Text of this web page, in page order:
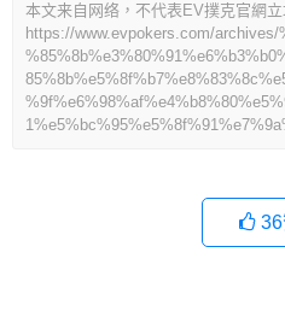
本文来自网络，不代表EV撲克官網立
https://www.evpokers.com/
36